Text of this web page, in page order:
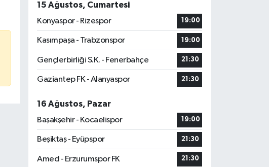
15 Ağustos, Cumartesi
Konyaspor - Rizespor
19:00
Kasımpaşa - Trabzonspor 19:00
Gençlerbirliği S.K. - Fenerbahçe 21:30
Gaziantep FK - Alanyaspor 21:30
16 Ağustos, Pazar
Başakşehir - Kocaelispor
19:00
Beşiktaş - Eyüpspor 21:30
Amed - Erzurumspor FK 21:30